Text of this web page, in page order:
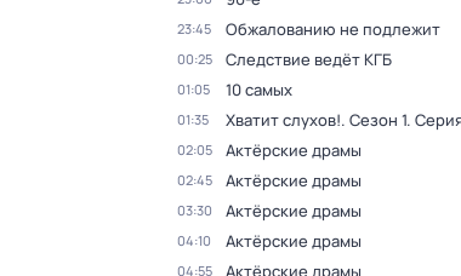
23:45 Обжалованию не подлежит
00:25 Следствие ведёт КГБ
01:05 10 самых
01:35 Хватит слухов!. Сезон 1.
02:05 Актёрские драмы
02:45 Актёрские драмы
03:30 Актёрские драмы
04:10 Актёрские драмы
04:55 Актёрские драмы